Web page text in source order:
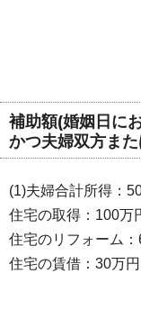
補助額(婚姻日に
かつ夫婦双方ま
(1)夫婦合計所得：
住宅の取得：100万
住宅のリフォーム：
住宅の賃借：30万円